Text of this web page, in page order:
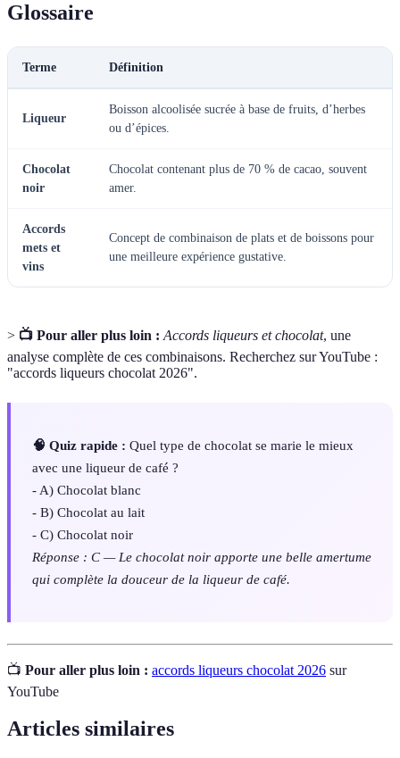
Glossaire
Terme Définition
Liqueur
Boisson alcoolisée sucrée à base de fruits, d’herbes
ou d’épices.
Chocolat
noir
Chocolat contenant plus de 70 % de cacao, souvent
amer.
Accords
mets et
vins
Concept de combinaison de plats et de boissons pour
une meilleure expérience gustative.
> 📺 Pour aller plus loin : Accords liqueurs et chocolat, une
analyse complète de ces combinaisons. Recherchez sur YouTube :
"accords liqueurs chocolat 2026".
🧠 Quiz rapide : Quel type de chocolat se marie le mieux
avec une liqueur de café ?
- A) Chocolat blanc
- B) Chocolat au lait
- C) Chocolat noir
Réponse : C — Le chocolat noir apporte une belle amertume
qui complète la douceur de la liqueur de café.
📺 Pour aller plus loin : accords liqueurs chocolat 2026 sur
YouTube
Articles similaires